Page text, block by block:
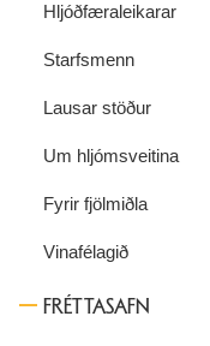
Hljóðfæraleikarar
Starfsmenn
Lausar stöður
Um hljómsveitina
Fyrir fjölmiðla
Vinafélagið
FRÉTTASAFN